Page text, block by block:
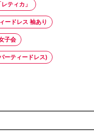
ティカ」
ードレス 袖あり
子会
ーティードレス)